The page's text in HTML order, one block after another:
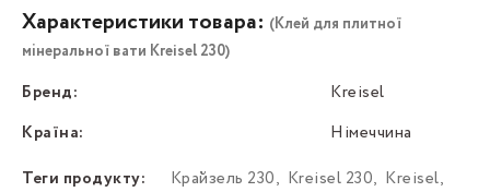
Характеристики товара: (Клей для плитної
мінеральної вати Kreisel 230)
Бренд:
Kreisel
Країна:
Німеччина
Теги продукту:
Крайзель 230, Kreisel 230, Kreisel,